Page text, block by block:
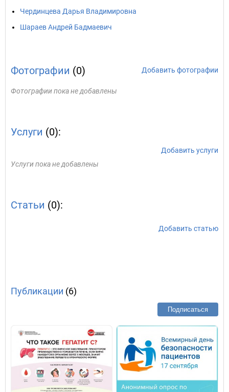
Чердинцева Дарья Владимировна
Шараев Андрей Бадмаевич
Фотографии (0) Добавить фотографии
Фотографии пока не добавлены
Услуги (0):
Добавить услуги
Услуги пока не добавлены
Статьи (0):
Добавить статью
Публикации (6)
Подписаться